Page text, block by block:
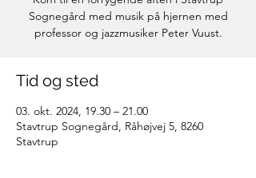
Sognegård med musik på hjernen med
professor og jazzmusiker Peter Vuust.
Tid og sted
03. okt. 2024, 19.30 – 21.00
Stavtrup Sognegård, Råhøjvej 5, 8260
Stavtrup